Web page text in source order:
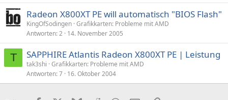
Radeon X800XT PE will automatisch "BIOS Flash"
KingOfSodingen Grafikkarten: Probleme mit AMD
Antworten 2 14. November 2005
T SAPPHIRE Atlantis Radeon X800XT PE | Leistung
tak3shi Grafikkarten: Probleme mit AMD
Antworten 7 16. Oktober 2004